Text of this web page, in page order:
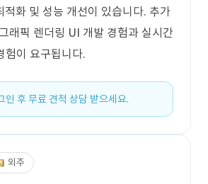
화 및 성능 개선이 있습니다. 추가
래픽 렌더링 UI 개발 경험과 실시간
험이 요구됩니다.
인 후 무료 견적 상담 받으세요.
외주